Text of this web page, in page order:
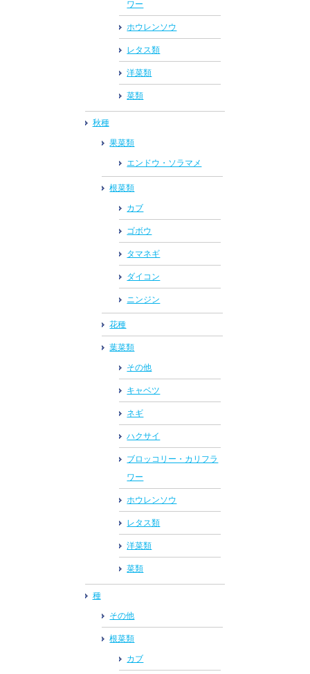
ワー
ホウレンソウ
レタス類
洋菜類
菜類
秋種
果菜類
エンドウ・ソラマメ
根菜類
カブ
ゴボウ
タマネギ
ダイコン
ニンジン
花種
葉菜類
その他
キャベツ
ネギ
ハクサイ
ブロッコリー・カリフラ
ワー
ホウレンソウ
レタス類
洋菜類
菜類
種
その他
根菜類
カブ